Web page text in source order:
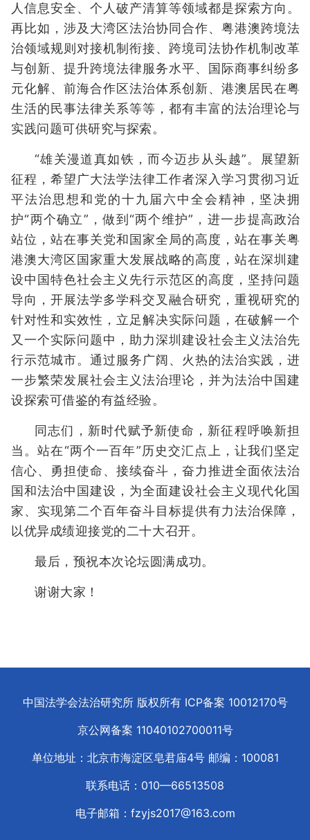
人信息安全、个人破产清算等领域都是探索方向。
再比如，涉及大湾区法治协同合作、粤港澳跨境法
治领域规则对接机制衔接、跨境司法协作机制改革
与创新、提升跨境法律服务水平、国际商事纠纷多
元化解、前海合作区法治体系创新、港澳居民在粤
生活的民事法律关系等等，都有丰富的法治理论与
实践问题可供研究与探索。
“雄关漫道真如铁，而今迈步从头越”。展望新
征程，希望广大法学法律工作者深入学习贯彻习近
平法治思想和党的十九届六中全会精神，坚决拥
护“两个确立”，做到“两个维护”，进一步提高政治
站位，站在事关党和国家全局的高度，站在事关粤
港澳大湾区国家重大发展战略的高度，站在深圳建
设中国特色社会主义先行示范区的高度，坚持问题
导向，开展法学多学科交叉融合研究，重视研究的
针对性和实效性，立足解决实际问题，在破解一个
又一个实际问题中，助力深圳建设社会主义法治先
行示范城市。通过服务广阔、火热的法治实践，进
一步繁荣发展社会主义法治理论，并为法治中国建
设探索可借鉴的有益经验。
同志们，新时代赋予新使命，新征程呼唤新担
当。站在“两个一百年”历史交汇点上，让我们坚定
信心、勇担使命、接续奋斗，奋力推进全面依法治
国和法治中国建设，为全面建设社会主义现代化国
家、实现第二个百年奋斗目标提供有力法治保障，
以优异成绩迎接党的二十大召开。
最后，预祝本次论坛圆满成功。
谢谢大家！
中国法学会法治研究所 版权所有 ICP备案 10012170号
京公网备案 11040102700011号
单位地址：北京市海淀区皂君庙4号 邮编：100081
联系电话：010—66513508
电子邮箱：fzyjs2017@163.com